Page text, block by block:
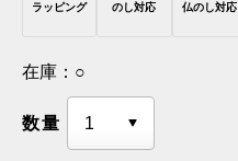
ラッピング のし対応 仏のし対応
在庫： ○
数量